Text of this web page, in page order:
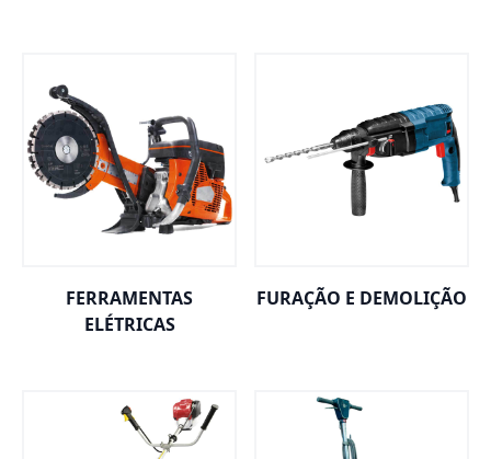
FERRAMENTAS
ELÉTRICAS
FURAÇÃO E DEMOLIÇÃO